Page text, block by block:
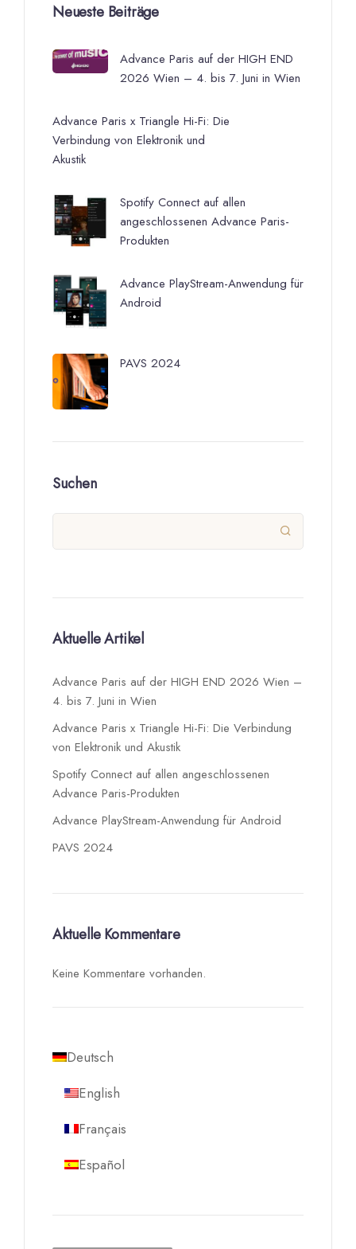
Neueste Beiträge
Advance Paris auf der HIGH END
2026 Wien – 4. bis 7. Juni in Wien
Advance Paris x Triangle Hi-Fi: Die
Verbindung von Elektronik und
Akustik
Spotify Connect auf allen
angeschlossenen Advance Paris-
Produkten
Advance PlayStream-Anwendung für
Android
PAVS 2024
Suchen

Aktuelle Artikel
Advance Paris auf der HIGH END 2026 Wien –
4. bis 7. Juni in Wien
Advance Paris x Triangle Hi-Fi: Die Verbindung
von Elektronik und Akustik
Spotify Connect auf allen angeschlossenen
Advance Paris-Produkten
Advance PlayStream-Anwendung für Android
PAVS 2024
Aktuelle Kommentare
Keine Kommentare vorhanden.
Deutsch
English
Français
Español